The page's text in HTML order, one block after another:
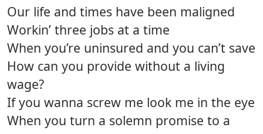
Our life and times have been maligned
Workin’ three jobs at a time
When you’re uninsured and you can’t save
How can you provide without a living
wage?
If you wanna screw me look me in the eye
When you turn a solemn promise to a